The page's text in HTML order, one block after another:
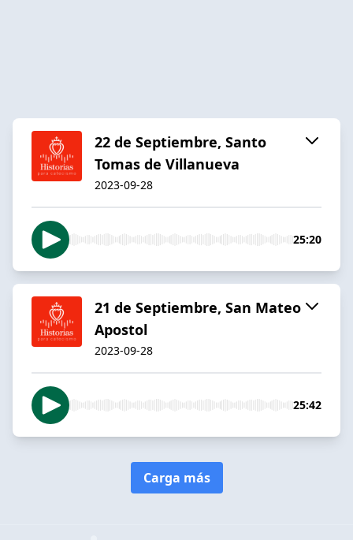
22 de Septiembre, Santo
Tomas de Villanueva
2023-09-28
25:20
21 de Septiembre, San Mateo
Apostol
2023-09-28
25:42
Carga más